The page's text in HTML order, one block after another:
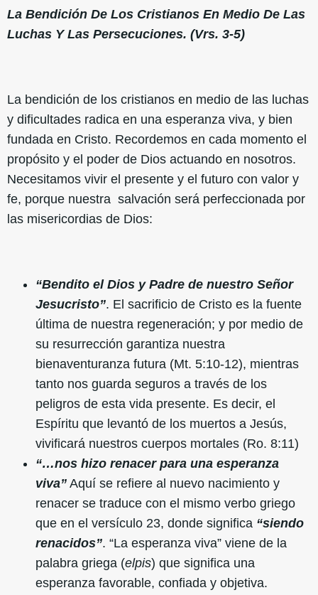
La Bendición De Los Cristianos En Medio De Las
Luchas Y Las Persecuciones. (Vrs. 3-5)
La bendición de los cristianos en medio de las luchas
y dificultades radica en una esperanza viva, y bien
fundada en Cristo. Recordemos en cada momento el
propósito y el poder de Dios actuando en nosotros.
Necesitamos vivir el presente y el futuro con valor y
fe, porque nuestra salvación será perfeccionada por
las misericordias de Dios:
“Bendito el Dios y Padre de nuestro Señor
Jesucristo”. El sacrificio de Cristo es la fuente
última de nuestra regeneración; y por medio de
su resurrección garantiza nuestra
bienaventuranza futura (Mt. 5:10-12), mientras
tanto nos guarda seguros a través de los
peligros de esta vida presente. Es decir, el
Espíritu que levantó de los muertos a Jesús,
vivificará nuestros cuerpos mortales (Ro. 8:11)
“…nos hizo renacer para una esperanza
viva” Aquí se refiere al nuevo nacimiento y
renacer se traduce con el mismo verbo griego
que en el versículo 23, donde significa “siendo
renacidos”. “La esperanza viva” viene de la
palabra griega (elpis) que significa una
esperanza favorable, confiada y objetiva.